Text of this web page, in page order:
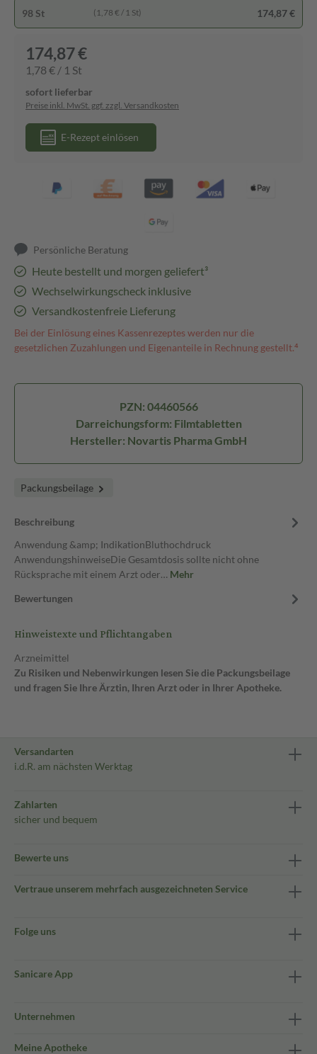
98 St (1,78 € / 1 St) 174,87 €
174,87 €
1,78 € / 1 St
sofort lieferbar
Preise inkl. MwSt. ggf. zzgl. Versandkosten
E-Rezept einlösen
Persönliche Beratung
Heute bestellt und morgen geliefert³
Wechselwirkungscheck inklusive
Versandkostenfreie Lieferung
Bei der Einlösung eines Kassenrezeptes werden nur die
gesetzlichen Zuzahlungen und Eigenanteile in Rechnung gestellt.⁴
PZN: 04460566
Darreichungsform: Filmtabletten
Hersteller: Novartis Pharma GmbH
Packungsbeilage
Beschreibung
Anwendung &amp; IndikationBluthochdruck
AnwendungshinweiseDie Gesamtdosis sollte nicht ohne
Rücksprache mit einem Arzt oder… Mehr
Bewertungen
Hinweistexte und Pflichtangaben
Arzneimittel
Zu Risiken und Nebenwirkungen lesen Sie die Packungsbeilage
und fragen Sie Ihre Ärztin, Ihren Arzt oder in Ihrer Apotheke.
Versandarten
i.d.R. am nächsten Werktag
Zahlarten
sicher und bequem
Bewerte uns
Vertraue unserem mehrfach ausgezeichneten Service
Folge uns
Sanicare App
Unternehmen
Meine Apotheke